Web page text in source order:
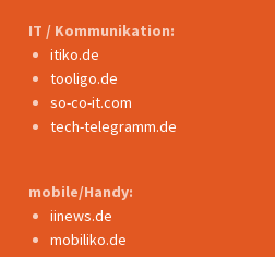
IT / Kommunikation:
itiko.de
tooligo.de
so-co-it.com
tech-telegramm.de
mobile/Handy:
iinews.de
mobiliko.de